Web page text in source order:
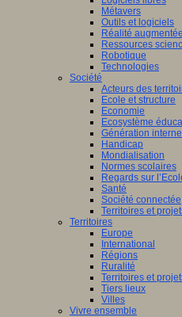
Métavers
Outils et logiciels
Réalité augmentée
Ressources
Robotique
Technologies
Société
Acteurs des
Ecole et structure
Economie
Ecosystème
Génération
Handicap
Mondialisation
Normes scolaires
Regards sur
Santé
Société connectée
Territoires et
Territoires
Europe
International
Régions
Ruralité
Territoires et
Tiers lieux
Villes
Vivre ensemble